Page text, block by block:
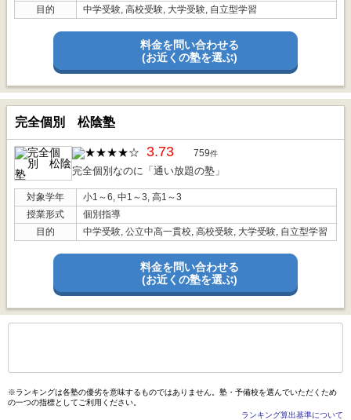
目的
中学受験, 高校受験, 大学受験, 自立型学習
料金を問い合わせる
(お近くの塾を選ぶ)
完全個別 松陰塾
3.73 759件
完全個別なのに「通い放題の塾」
対象学年
小1～6, 中1～3, 高1～3
授業形式
個別指導
目的
中学受験, 公立中高一貫校, 高校受験, 大学受験, 自立型学習
料金を問い合わせる
(お近くの塾を選ぶ)
※ランキングは各塾の優劣を意味するものではありません。塾・予備校を選んでいただくため
の一つの指標としてご利用ください。
ランキング算出基準について